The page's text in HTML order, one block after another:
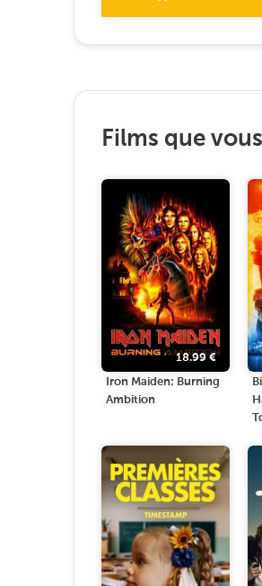
Films que
18.99€
Iron Maiden: Burning
Ambition